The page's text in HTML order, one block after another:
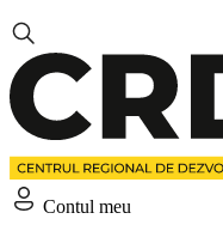
Contul meu